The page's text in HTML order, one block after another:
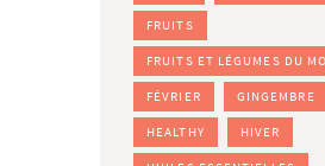
FRUITS
FRUITS ET LÉGUMES DU
FÉVRIER GINGEMBRE
HEALTHY HIVER